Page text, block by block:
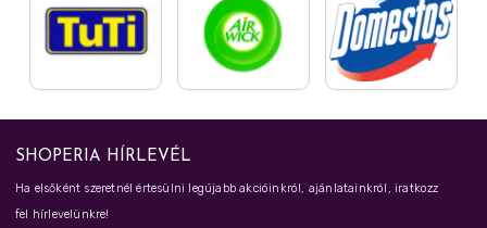
SHOPERIA HÍRLEVÉL
Ha elsőként szeretnél értesülni legújabb akcióinkról, ajánlatainkról, iratkozz
fel hírlevelünkre!